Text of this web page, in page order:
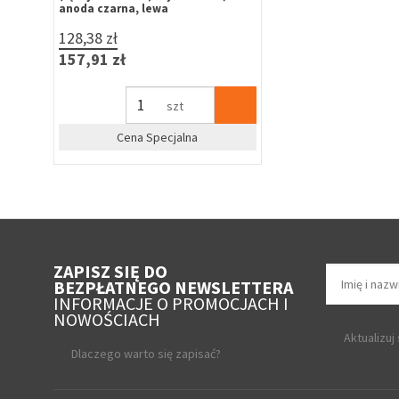
anoda czarna, lewa
128,38 zł
157,91 zł
szt
Cena Specjalna
ZAPISZ SIĘ DO
BEZPŁATNEGO NEWSLETTERA
INFORMACJE O PROMOCJACH I
NOWOŚCIACH
Dlaczego warto się zapisać?
Aktualizuj